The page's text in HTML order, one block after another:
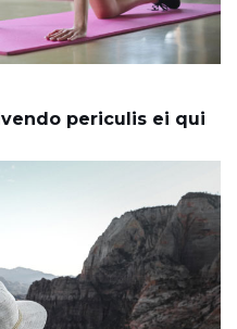
periculis ei qui